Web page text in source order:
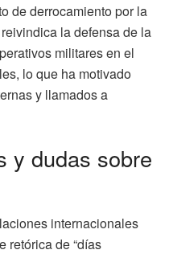
de derrocamiento por la
la defensa de la
militares en el
lo que ha motivado
y llamados a
y dudas sobre
internacionales
retórica de “días